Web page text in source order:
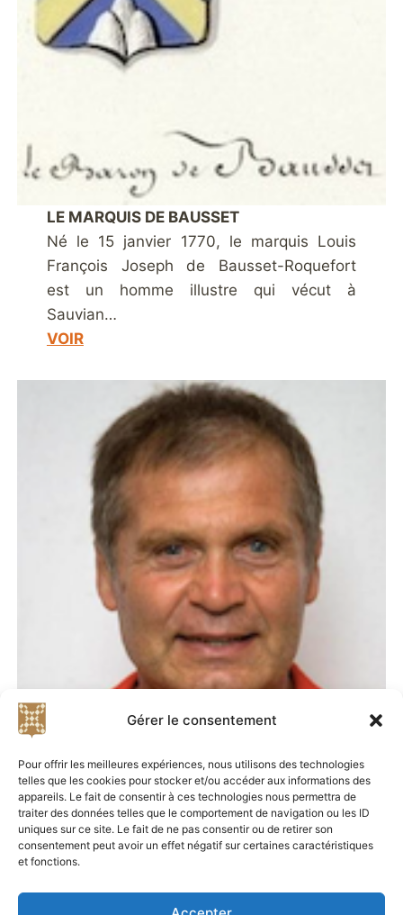
Gérer le consentement
Pour offrir les meilleures expériences, nous utilisons des technologies
telles que les cookies pour stocker et/ou accéder aux informations des
appareils. Le fait de consentir à ces technologies nous permettra de
traiter des données telles que le comportement de navigation ou les ID
uniques sur ce site. Le fait de ne pas consentir ou de retirer son
consentement peut avoir un effet négatif sur certaines caractéristiques
et fonctions.
LE MARQUIS DE BAUSSET
Né le 15 janvier 1770, le marquis Louis
François Joseph de Bausset-Roquefort
est un homme illustre qui vécut à
Sauvian…
VOIR
CHRISTIAN PRAX
Christian Prax, que tout le monde appelait
Kiki, est né le 10 mars 1953 à Sauvian…
VOIR